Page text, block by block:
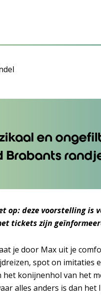
en
Brabants
op: deze voorstelling is
tickets zijn
je door Max uit je
spot on imitaties
het konijnenhol van het
alles anders is dan het